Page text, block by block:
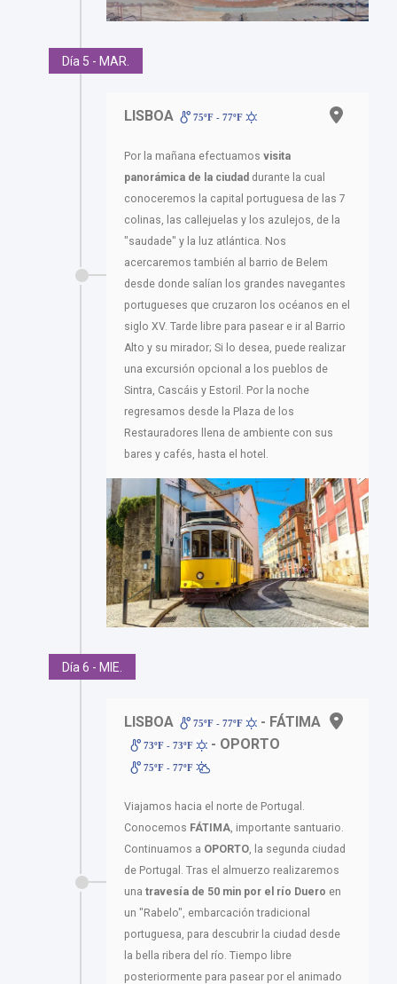
Día 5 - MAR.
LISBOA 75ºF - 77ºF
Por la mañana efectuamos visita
panorámica de la ciudad durante la cual
conoceremos la capital portuguesa de las 7
colinas, las callejuelas y los azulejos, de la
"saudade" y la luz atlántica. Nos
acercaremos también al barrio de Belem
desde donde salían los grandes navegantes
portugueses que cruzaron los océanos en el
siglo XV. Tarde libre para pasear e ir al Barrio
Alto y su mirador; Si lo desea, puede realizar
una excursión opcional a los pueblos de
Sintra, Cascáis y Estoril. Por la noche
regresamos desde la Plaza de los
Restauradores llena de ambiente con sus
bares y cafés, hasta el hotel.
Día 6 - MIE.
LISBOA 75ºF - 77ºF - FÁTIMA
73ºF - 73ºF - OPORTO
75ºF - 77ºF
Viajamos hacia el norte de Portugal.
Conocemos FÁTIMA, importante santuario.
Continuamos a OPORTO, la segunda ciudad
de Portugal. Tras el almuerzo realizaremos
una travesía de 50 min por el río Duero en
un "Rabelo", embarcación tradicional
portuguesa, para descubrir la ciudad desde
la bella ribera del río. Tiempo libre
posteriormente para pasear por el animado